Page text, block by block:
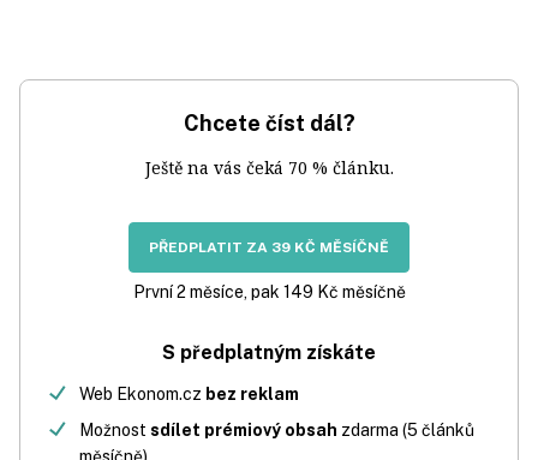
Chcete číst dál?
Ještě na vás čeká 70 % článku.
PŘEDPLATIT ZA 39 KČ MĚSÍČNĚ
První 2 měsíce, pak 149 Kč měsíčně
S předplatným získáte
Web Ekonom.cz bez reklam
Možnost sdílet prémiový obsah zdarma (5 článků